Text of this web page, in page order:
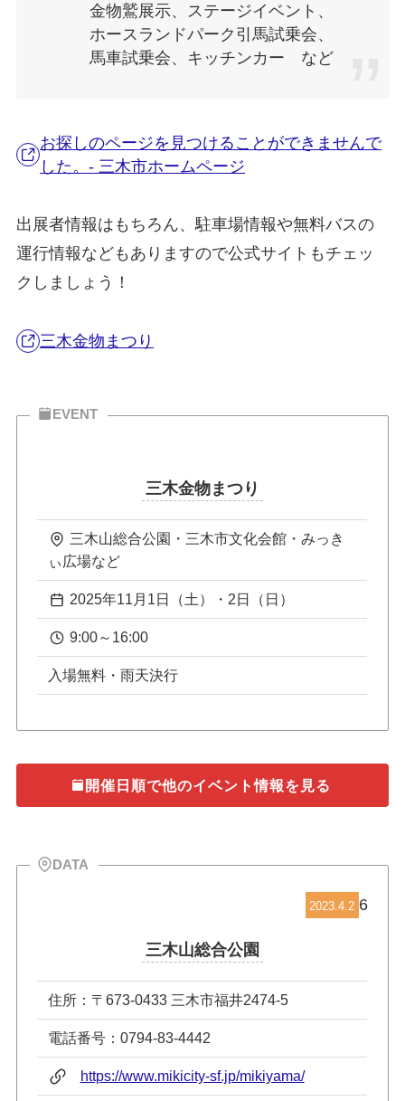
金物鷲展示、ステージイベント、
ホースランドパーク引馬試乗会、
馬車試乗会、キッチンカー など
お探しのページを見つけることができませんで
した。- 三木市ホームページ
出展者情報はもちろん、駐車場情報や無料バスの
運行情報などもありますので公式サイトもチェッ
クしましょう！
三木金物まつり
EVENT
三木金物まつり
三木山総合公園・三木市文化会館・みっき
ぃ広場など
2025年11月1日（土）・2日（日）
9:00～16:00
入場無料・雨天決行
開催日順で他のイベント情報を見る
DATA
2023.4.2 6
三木山総合公園
住所：〒673-0433 三木市福井2474-5
電話番号：0794-83-4442
https://www.mikicity-sf.jp/mikiyama/